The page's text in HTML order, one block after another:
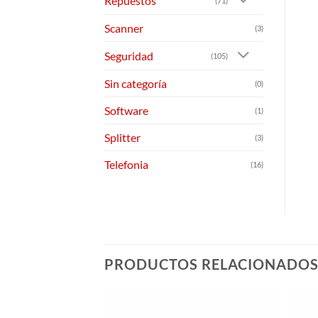
Scanner (3)
Seguridad (105)
Sin categoría (0)
Software (1)
Splitter (3)
Telefonia (16)
PRODUCTOS RELACIONADOS